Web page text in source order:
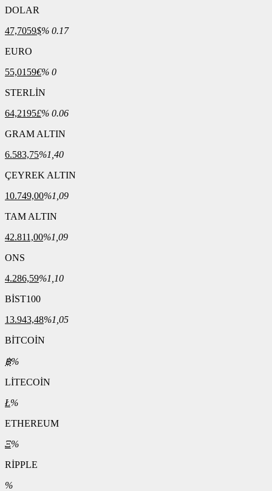
DOLAR
47,7059$% 0.17
EURO
55,0159€% 0
STERLİN
64,2195£% 0.06
GRAM ALTIN
6.583,75%1,40
ÇEYREK ALTIN
10.749,00%1,09
TAM ALTIN
42.811,00%1,09
ONS
4.286,59%1,10
BİST100
13.943,48%1,05
BİTCOİN
฿%
LİTECOİN
Ł%
ETHEREUM
Ξ%
RİPPLE
%